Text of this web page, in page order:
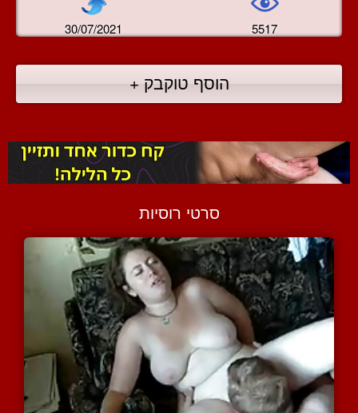
30/07/2021 5517
הוסף טוקבק +
סרטי רוסיות